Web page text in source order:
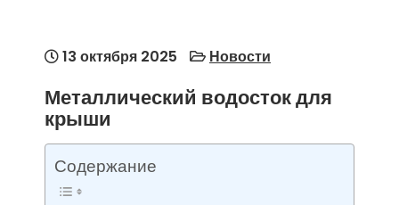
13 октября 2025 Новости
Металлический водосток для
крыши
Содержание